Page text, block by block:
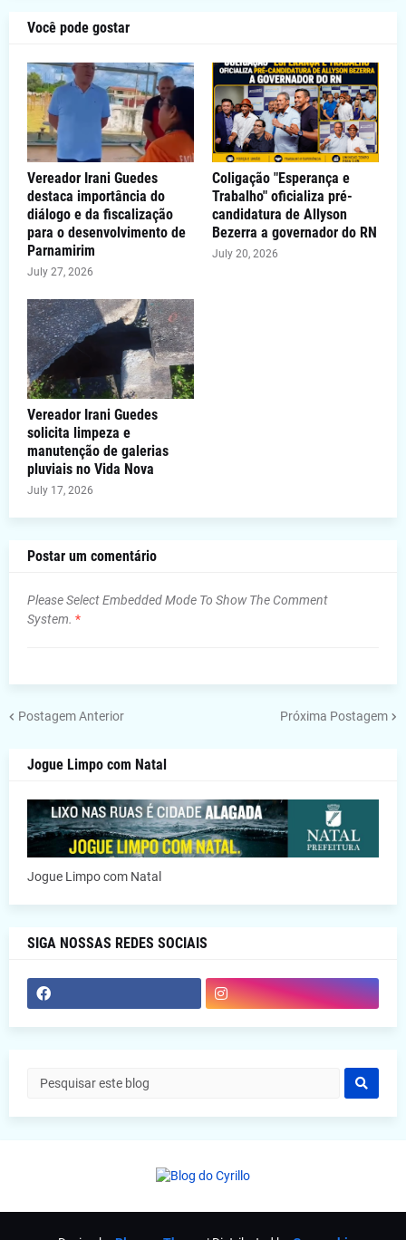
Você pode gostar
Vereador Irani Guedes
destaca importância do
diálogo e da fiscalização
para o desenvolvimento de
Parnamirim
July 27, 2026
Coligação "Esperança e
Trabalho" oficializa pré-
candidatura de Allyson
Bezerra a governador do RN
July 20, 2026
Vereador Irani Guedes
solicita limpeza e
manutenção de galerias
pluviais no Vida Nova
July 17, 2026
Postar um comentário
Please Select Embedded Mode To Show The Comment
System. *
Postagem Anterior Próxima Postagem
Jogue Limpo com Natal
Jogue Limpo com Natal
SIGA NOSSAS REDES SOCIAIS